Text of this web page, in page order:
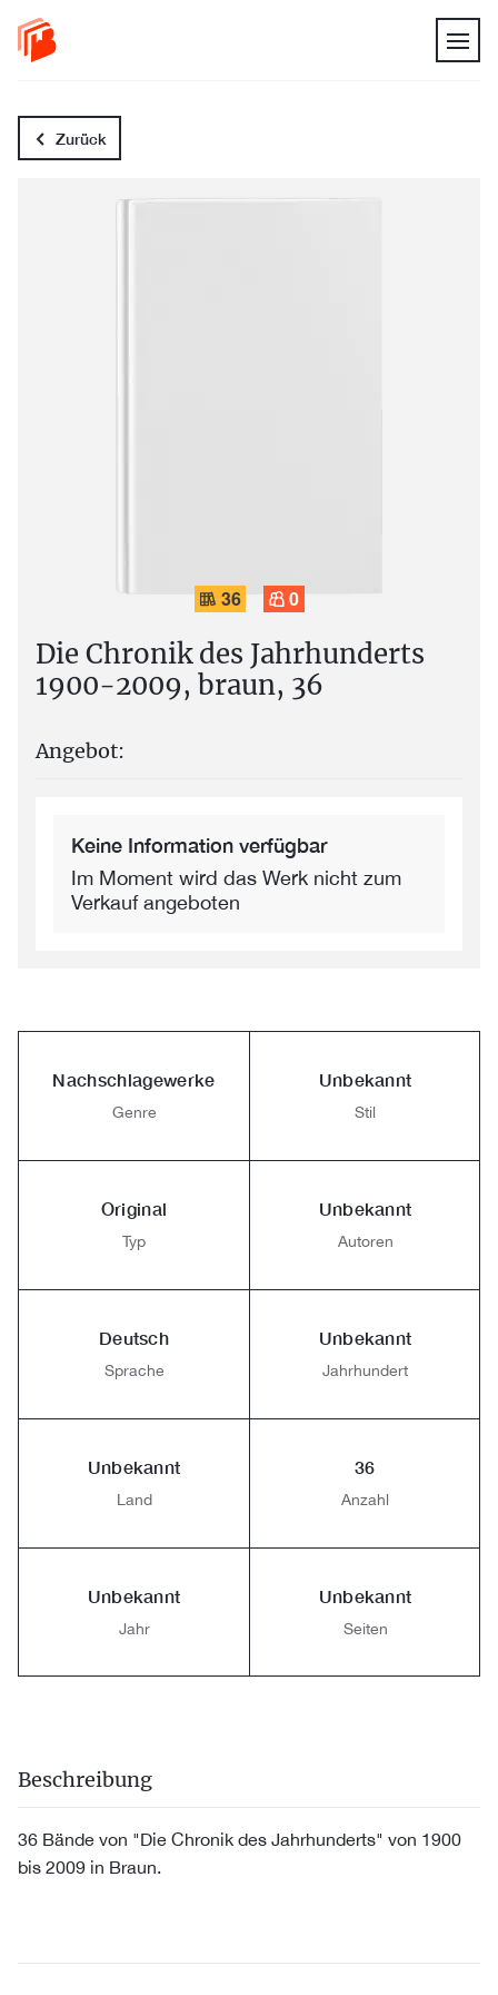
Zurück
36 0
Die Chronik des Jahrhunderts
1900-2009, braun, 36
Angebot:
Keine Information verfügbar
Im Moment wird das Werk nicht zum
Verkauf angeboten
Nachschlagewerke
Genre
Unbekannt
Stil
Original
Typ
Unbekannt
Autoren
Deutsch
Sprache
Unbekannt
Jahrhundert
Unbekannt
Land
36
Anzahl
Unbekannt
Jahr
Unbekannt
Seiten
Beschreibung
36 Bände von "Die Chronik des Jahrhunderts" von 1900
bis 2009 in Braun.